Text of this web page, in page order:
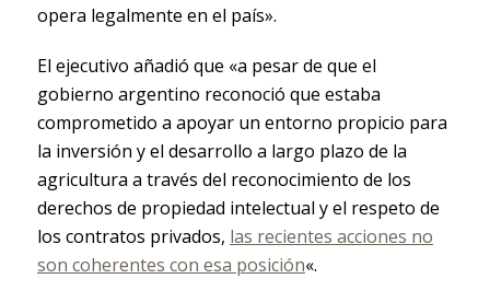
opera legalmente en el país».
El ejecutivo añadió que «a pesar de que el
gobierno argentino reconoció que estaba
comprometido a apoyar un entorno propicio para
la inversión y el desarrollo a largo plazo de la
agricultura a través del reconocimiento de los
derechos de propiedad intelectual y el respeto de
los contratos privados, las recientes acciones no
son coherentes con esa posición«.